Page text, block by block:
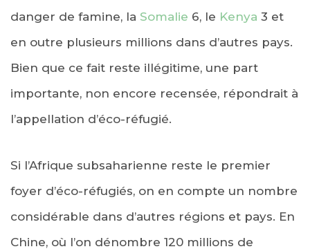
danger de famine, la Somalie 6, le Kenya 3 et
en outre plusieurs millions dans d’autres pays.
Bien que ce fait reste illégitime, une part
importante, non encore recensée, répondrait à
l’appellation d’éco-réfugié.
Si l’Afrique subsaharienne reste le premier
foyer d’éco-réfugiés, on en compte un nombre
considérable dans d’autres régions et pays. En
Chine, où l’on dénombre 120 millions de